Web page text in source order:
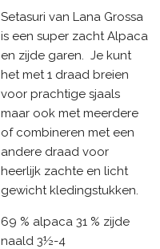
Setasuri van Lana Grossa
is een super zacht Alpaca
en zijde garen. Je kunt
het met 1 draad breien
voor prachtige sjaals
maar ook met meerdere
of combineren met een
andere draad voor
heerlijk zachte en licht
gewicht kledingstukken.
69 % alpaca 31 % zijde
naald 3½-4